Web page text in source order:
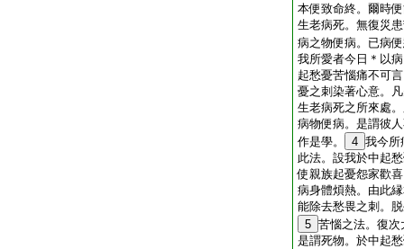
本便致命終。爾時
生老病死。無復災
病之物便病。已病
我所愛者今日＊以
起愁憂苦惱痛不可
憂之刺染著心意。
生老病死之所來處
病物便病。是謂彼
作是學。
4 我今所
此法。設我於中起
使親族起憂怨家歡
病身體煩熱。由此
能除去愁畏之刺。
5 苦惱之法。復
是謂死物。於中起